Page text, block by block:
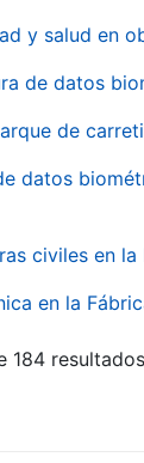
y salud en
de datos
de
datos
civiles en
en la
184